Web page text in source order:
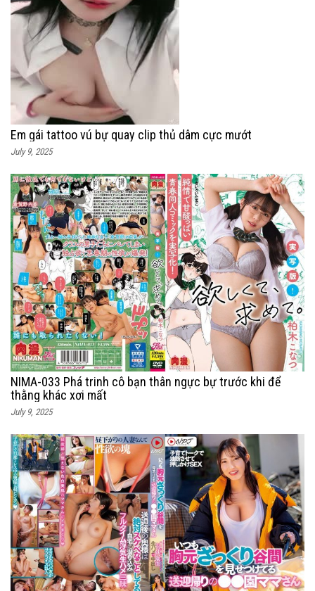
Em gái tattoo vú bự quay clip thủ dâm cực mướt
July 9, 2025
NIMA-033 Phá trinh cô bạn thân ngực bự trước khi để
thằng khác xơi mất
July 9, 2025